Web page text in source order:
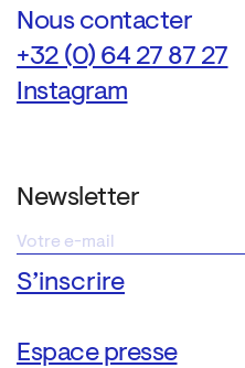
Nous contacter
+32 (0) 64 27 87 27
Instagram
Newsletter
Espace presse